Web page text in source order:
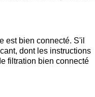
est bien connecté. S'il
dont les instructions
filtration bien connecté